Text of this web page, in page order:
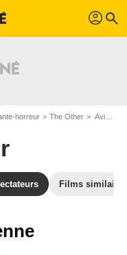
profil search
horreur The Other Avis sur The Other
Films similaires